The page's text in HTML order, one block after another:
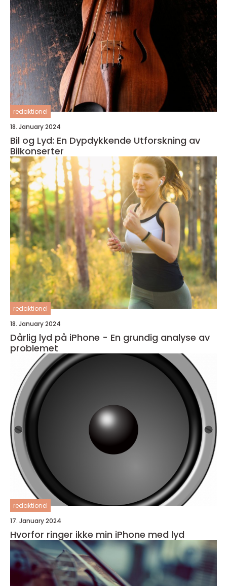
redaktionel
18. January 2024
Bil og Lyd: En Dypdykkende Utforskning av
Bilkonserter
redaktionel
18. January 2024
Dårlig lyd på iPhone - En grundig analyse av
problemet
redaktionel
17. January 2024
Hvorfor ringer ikke min iPhone med lyd